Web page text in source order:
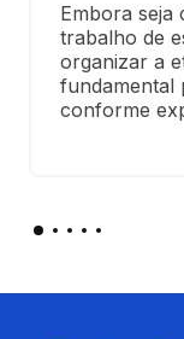
Embora seja
trabalho de
organizar a
fundamental
conforme